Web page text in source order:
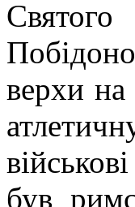
верхи на
був